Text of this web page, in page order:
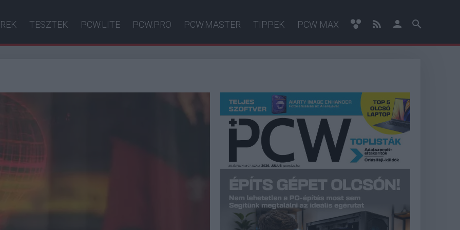
TESZTEK PCW.LITE PCW.PRO PCW.MASTER TIPPEK PCW MAX